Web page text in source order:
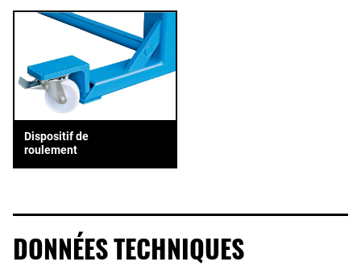
Dispositif de
roulement
DONNÉES TECHNIQUES